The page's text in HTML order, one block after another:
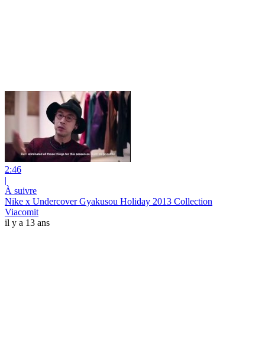
2:46
|
À suivre
Nike x Undercover Gyakusou Holiday 2013‏ Collection
Viacomit
il y a 13 ans